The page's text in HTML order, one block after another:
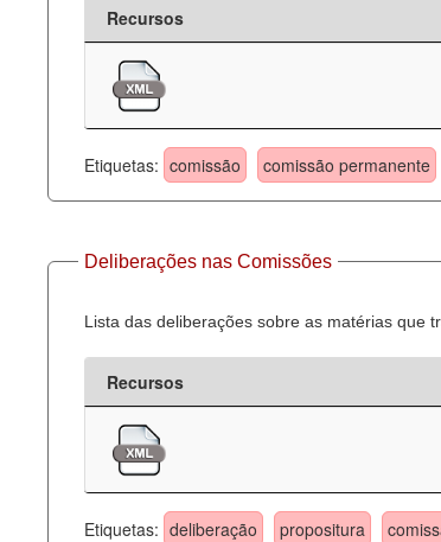
Recursos
Etiquetas: comissão comissão permanente
Deliberações nas Comissões
Lista das deliberações sobre as matérias que
Recursos
Etiquetas: deliberação propositura